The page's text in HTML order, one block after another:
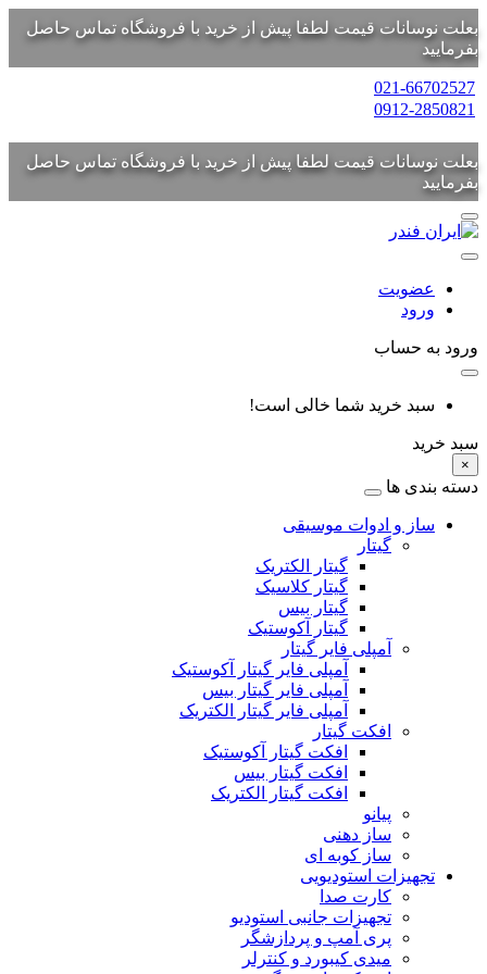
بعلت نوسانات قیمت لطفا پیش از خرید با فروشگاه تماس حاصل
بفرمایید
021-66702527
0912-2850821
بعلت نوسانات قیمت لطفا پیش از خرید با فروشگاه تماس حاصل
بفرمایید
عضویت
ورود
ورود به حساب
سبد خرید شما خالی است!
سبد خرید
×
دسته بندی ها
ساز و ادوات موسیقی
گیتار
گیتار الکتریک
گیتار کلاسیک
گیتار بیس
گیتار آکوستیک
آمپلی فایر گیتار
آمپلی فایر گیتار آکوستیک
آمپلی فایر گیتار بیس
آمپلی فایر گیتار الکتریک
افکت گیتار
افکت گیتار آکوستیک
افکت گیتار بیس
افکت گیتار الکتریک
پیانو
ساز دهنی
ساز کوبه ای
تجهیزات استودیویی
کارت صدا
تجهیزات جانبی استودیو
پری آمپ و پردازشگر
میدی کیبورد و کنترلر